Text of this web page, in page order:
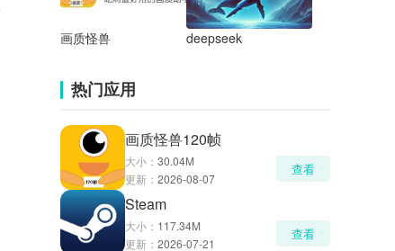
画质怪兽 deepseek
热门应用
画质怪兽120帧
大小： 30.04M
更新： 2026-08-07
查看
Steam
大小： 117.34M
更新： 2026-07-21
查看